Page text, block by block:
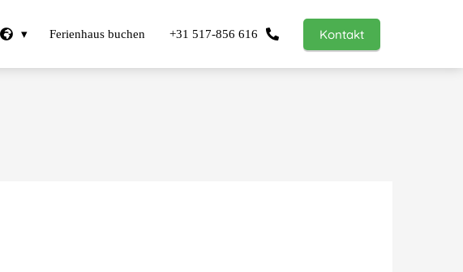
Ferienhaus buchen +31 517-856 616 Kontakt